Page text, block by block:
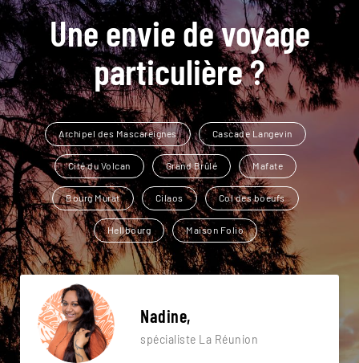
Une envie de voyage
particulière ?
Archipel des Mascareignes Cascade Langevin
Cité du Volcan Grand Brûlé Mafate
Bourg Murat Cilaos Col des boeufs
Hellbourg Maison Folio
Nadine,
spécialiste La Réunion